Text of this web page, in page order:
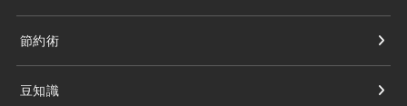
節約術
豆知識